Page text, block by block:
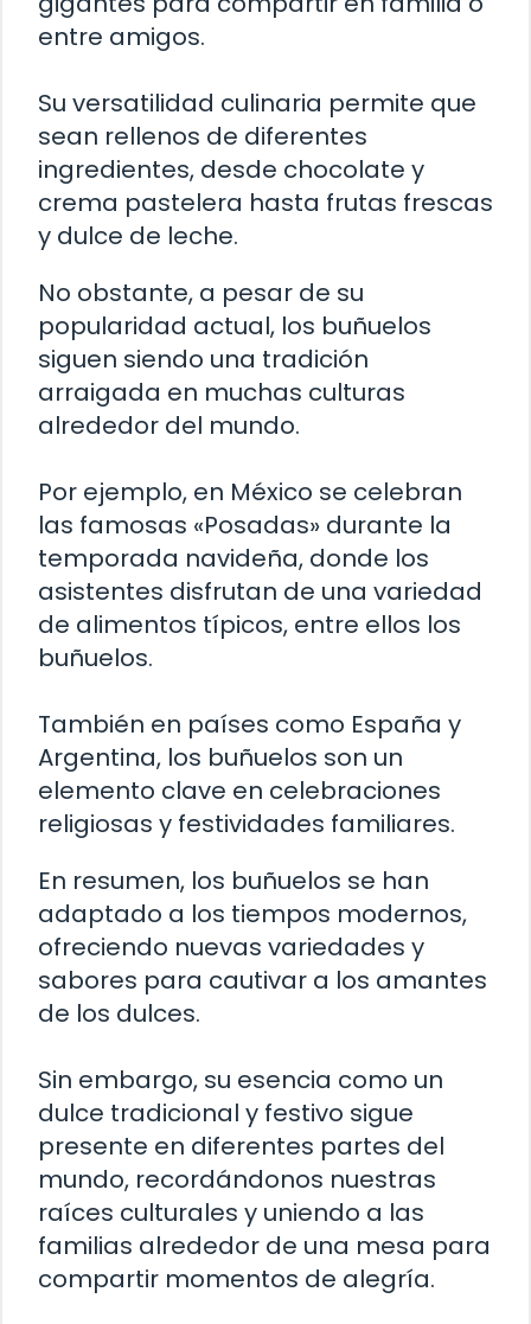
entre amigos.
Su versatilidad culinaria permite que
sean rellenos de diferentes
ingredientes, desde chocolate y
crema pastelera hasta frutas frescas
y dulce de leche.
No obstante, a pesar de su
popularidad actual, los buñuelos
siguen siendo una tradición
arraigada en muchas culturas
alrededor del mundo.
Por ejemplo, en México se celebran
las famosas «Posadas» durante la
temporada navideña, donde los
asistentes disfrutan de una variedad
de alimentos típicos, entre ellos los
buñuelos.
También en países como España y
Argentina, los buñuelos son un
elemento clave en celebraciones
religiosas y festividades familiares.
En resumen, los buñuelos se han
adaptado a los tiempos modernos,
ofreciendo nuevas variedades y
sabores para cautivar a los amantes
de los dulces.
Sin embargo, su esencia como un
dulce tradicional y festivo sigue
presente en diferentes partes del
mundo, recordándonos nuestras
raíces culturales y uniendo a las
familias alrededor de una mesa para
compartir momentos de alegría.